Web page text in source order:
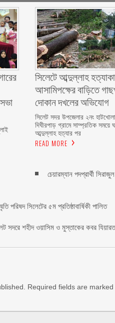
সিলেটে আব্দুল্লাহ
আসামিপক্ষের বাড়িতে
দোকান দখলের অভিযোগ
সিলেট সদর উপজেলার ২নং
দিঘীরপাড় গ্রামে সাম্প্রতিক সময়ে
আব্দুল্লাহ হত্যার পর
READ MORE
চেয়ারম্যান পদপ্রার্থী
পরিষদ সিলেটের ৫ম প্রতিষ্ঠাবার্ষিকী পালিত
সদরে শহীদ ওয়াসিম ও মুস্তাকের কবর
Required fields are marked